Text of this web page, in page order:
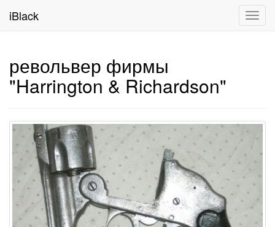
iBlack
револьвер фирмы
"Harrington & Richardson"